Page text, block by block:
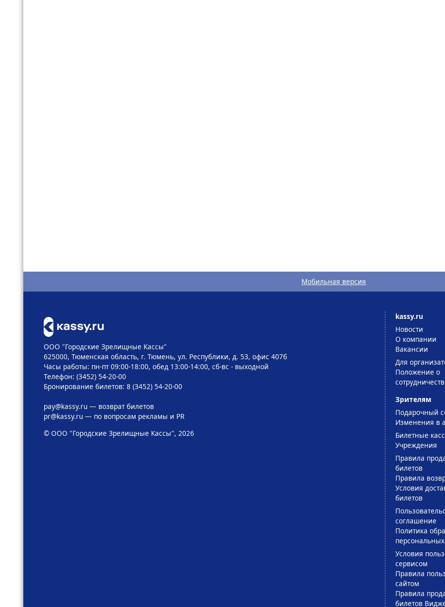
Мобильная версия
ООО "Городские Зрелищные Кассы"
625000, Тюменская область, г. Тюмень, ул. Республики, д. 53, офис 407б
Часы работы: пн-пт 09:00-18:00, обед 13:00-14:00, сб-вс - выходной
Телефон: (3452) 54-20-00
Бронирование билетов: 8 (3452) 54-20-00
pay@kassy.ru— возврат билетов
pr@kassy.ru— по вопросам рекламы и PR
© ООО "Городские Зрелищные Кассы", 2026
kassy.ru
Новости
О компании
Вакансии
Для
Положение о
Зрителям
Подарочный
Изменения в
Билетные
Учреждения
Правила
билетов
Правила
Условия
билетов
соглашение
Политика
Условия
сервисом
Правила
сайтом
Правила
билетов